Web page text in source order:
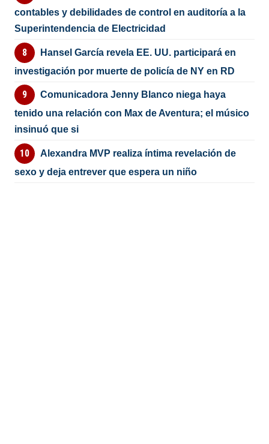
contables y debilidades de control en auditoría a la
Superintendencia de Electricidad
Hansel García revela EE. UU. participará en
investigación por muerte de policía de NY en RD
Comunicadora Jenny Blanco niega haya
tenido una relación con Max de Aventura; el músico
insinuó que si
Alexandra MVP realiza íntima revelación de
sexo y deja entrever que espera un niño